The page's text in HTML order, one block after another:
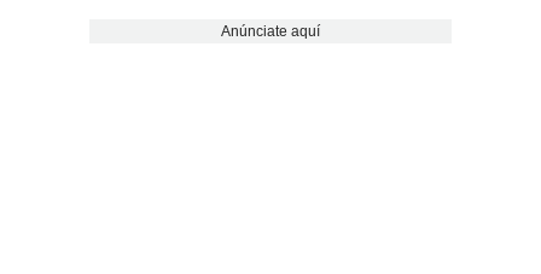
Anúnciate aquí